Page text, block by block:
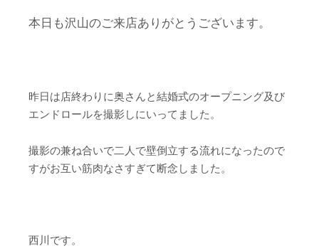
本日も沢山のご来店ありがとうございます。
昨日は店終わりに奥さんと結婚式のオープニング及び
エンドロールを撮影しにいってました。
撮影の兼ね合いで二人で壁倒立する流れになったので
すがお互い筋肉なさすぎて断念しました。
西川です。